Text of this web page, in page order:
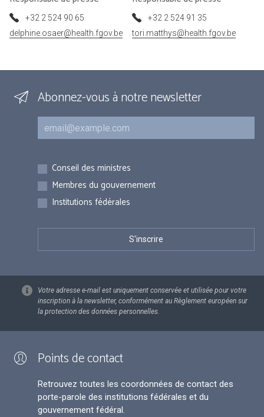
+32 2 524 90 65
delphine.osaer@health.fgov.be
+32 2 524 91 35
tori.matthys@health.fgov.be
Abonnez-vous à notre newsletter
Courriel
Inscriptions
Conseil des ministres
Membres du gouvernement
Institutions fédérales
Votre adresse e-mail est uniquement conservée et utilisée pour votre
inscription à la newsletter, conformément au Règlement européen sur
la protection des données personnelles.
Points de contact
Retrouvez toutes les coordonnées de contact des
porte-parole des institutions fédérales et du
gouvernement fédéral.